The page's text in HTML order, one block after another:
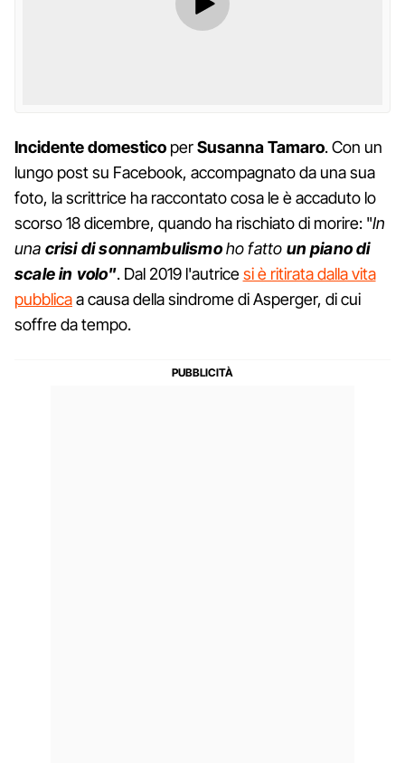
Incidente domestico perSusannaTamaro. Con un
lungo post su Facebook, accompagnato da una sua
foto, la scrittrice ha raccontato cosa le è accaduto lo
scorso 18 dicembre, quando ha rischiato di morire: "In
una crisi di sonnambulismoho fatto un piano di
scale in volo". Dal 2019 l'autricesi è ritirata dalla vita
pubblicaa causa della sindrome di Asperger, di cui
soffre da tempo.